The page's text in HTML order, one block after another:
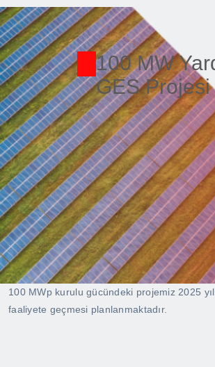
100 MW
GES Projesi
100 MWp kurulu gücündeki projemiz 2025
faaliyete geçmesi planlanmaktadır.